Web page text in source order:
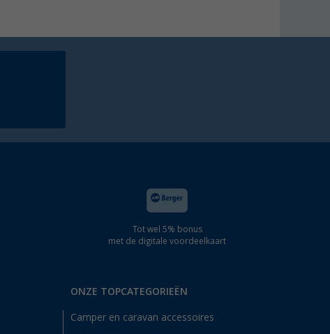
Tot wel 5% bonus
met de digitale voordeelkaart
ONZE TOPCATEGORIEËN
Camper en caravan accessoires